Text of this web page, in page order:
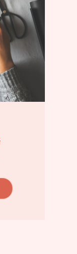
物時，真
意不同於
好～
的超可